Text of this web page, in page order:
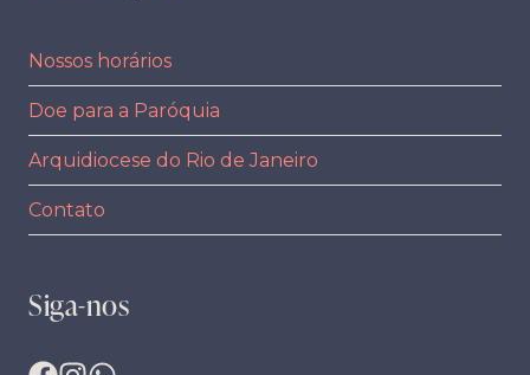
Nossos horários
Doe para a Paróquia
Arquidiocese do Rio de Janeiro
Contato
Siga-nos